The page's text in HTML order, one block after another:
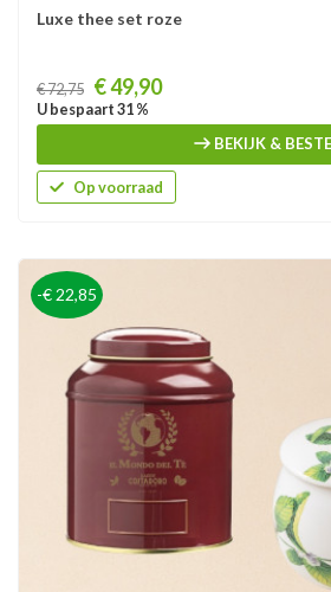
Luxe thee set roze
Prijs
€ 72,75 € 49,90
U bespaart 31 %
BEKIJK &
Op voorraad
-€ 22,85